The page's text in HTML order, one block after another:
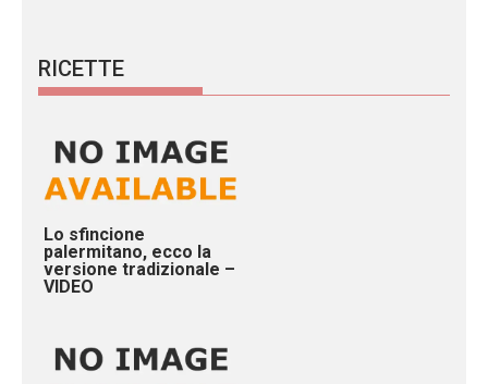
RICETTE
Lo sfincione
palermitano, ecco la
versione tradizionale –
VIDEO